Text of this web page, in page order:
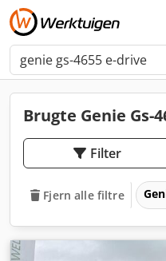
Brugte Genie Gs-
Filter
Fjern alle filtre